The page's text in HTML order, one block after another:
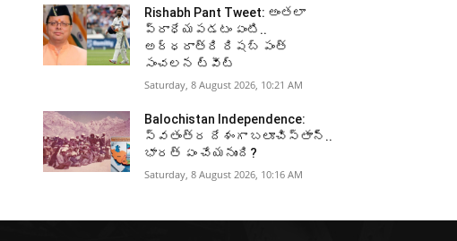
Rishabh Pant Tweet: అంతలా
ప్రాధేయపడటం ఏంటి..
అర్ధరాత్రి రిషబ్ పంత్
సంచలన ట్వీట్
Saturday, 8 August 2026, 10:21 AM
Balochistan Independence:
స్వతంత్ర దేశంగా బలూచిస్తాన్‌..
భారత్‌ ఏం చేయనుంది?
Saturday, 8 August 2026, 10:16 AM